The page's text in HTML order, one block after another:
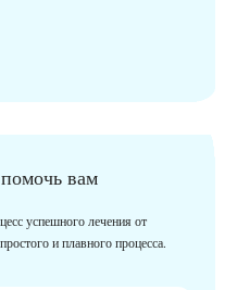
вам
успешного лечения от
и плавного процесса.